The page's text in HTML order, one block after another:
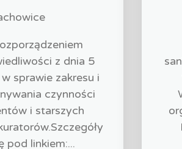
z dnia 5
sprawie zakresu i
czynności
i starszych
pod linkiem:...